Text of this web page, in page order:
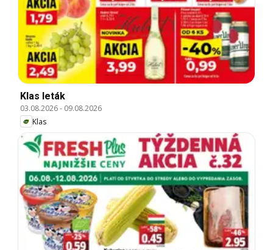
Klas leták
03.08.2026- 09.08.2026
Klas